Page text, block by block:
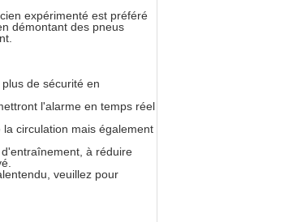
expérimenté est préféré
démontant des pneus
de sécurité en
l'alarme en temps réel
circulation mais également
à réduire
veuillez pour